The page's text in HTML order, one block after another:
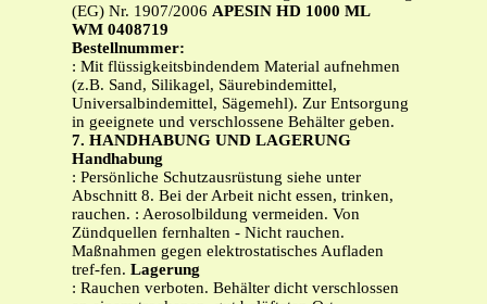
(EG) Nr. 1907/2006 APESIN HD 1000 ML
WM 0408719
Bestellnummer:
: Mit flüssigkeitsbindendem Material aufnehmen
(z.B. Sand, Silikagel, Säurebindemittel,
Universalbindemittel, Sägemehl). Zur Entsorgung
in geeignete und verschlossene Behälter geben.
7. HANDHABUNG UND LAGERUNG
Handhabung
: Persönliche Schutzausrüstung siehe unter
Abschnitt 8. Bei der Arbeit nicht essen, trinken,
rauchen. : Aerosolbildung vermeiden. Von
Zündquellen fernhalten - Nicht rauchen.
Maßnahmen gegen elektrostatisches Aufladen
tref-fen. Lagerung
: Rauchen verboten. Behälter dicht verschlossen